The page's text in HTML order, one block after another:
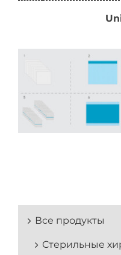
Все продукты
Стерильные